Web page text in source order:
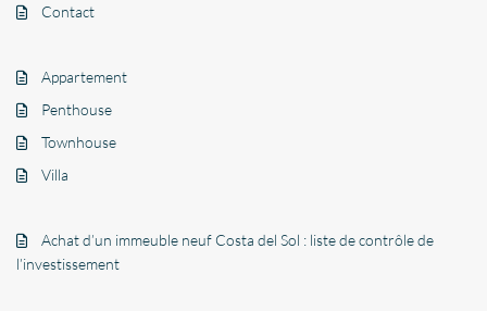
Contact
Appartement
Penthouse
Townhouse
Villa
Achat d’un immeuble neuf Costa del Sol : liste de contrôle de
l’investissement